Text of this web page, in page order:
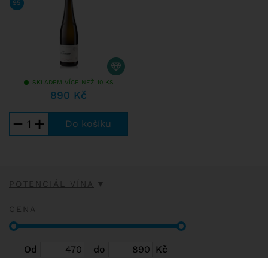
95
SKLADEM VÍCE NEŽ 10 KS
890 Kč
− +
POTENCIÁL VÍNA
CENA
Od do Kč